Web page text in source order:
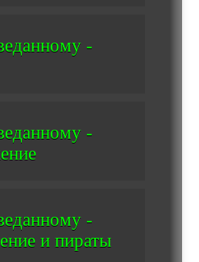
-
-
-
и пираты